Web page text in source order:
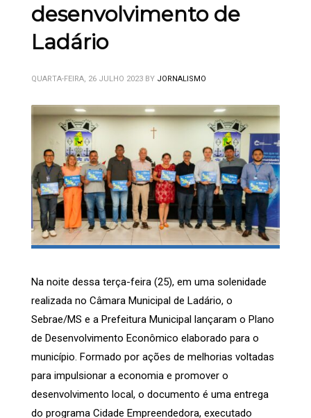
desenvolvimento de
Ladário
QUARTA-FEIRA, 26 JULHO 2023 BY JORNALISMO
Na noite dessa terça-feira (25), em uma solenidade
realizada no Câmara Municipal de Ladário, o
Sebrae/MS e a Prefeitura Municipal lançaram o Plano
de Desenvolvimento Econômico elaborado para o
município. Formado por ações de melhorias voltadas
para impulsionar a economia e promover o
desenvolvimento local, o documento é uma entrega
do programa Cidade Empreendedora, executado